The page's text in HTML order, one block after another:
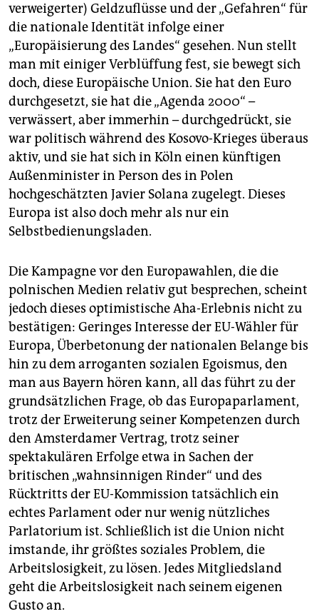
verweigerter) Geldzuflüsse und der „Gefahren“ für
die nationale Identität infolge einer
„Europäisierung des Landes“ gesehen. Nun stellt
man mit einiger Verblüffung fest, sie bewegt sich
doch, diese Europäische Union. Sie hat den Euro
durchgesetzt, sie hat die „Agenda 2000“ –
verwässert, aber immerhin – durchgedrückt, sie
war politisch während des Kosovo-Krieges überaus
aktiv, und sie hat sich in Köln einen künftigen
Außenminister in Person des in Polen
hochgeschätzten Javier Solana zugelegt. Dieses
Europa ist also doch mehr als nur ein
Selbstbedienungsladen.
Die Kampagne vor den Europawahlen, die die
polnischen Medien relativ gut besprechen, scheint
jedoch dieses optimistische Aha-Erlebnis nicht zu
bestätigen: Geringes Interesse der EU-Wähler für
Europa, Überbetonung der nationalen Belange bis
hin zu dem arroganten sozialen Egoismus, den
man aus Bayern hören kann, all das führt zu der
grundsätzlichen Frage, ob das Europaparlament,
trotz der Erweiterung seiner Kompetenzen durch
den Amsterdamer Vertrag, trotz seiner
spektakulären Erfolge etwa in Sachen der
britischen „wahnsinnigen Rinder“ und des
Rücktritts der EU-Kommission tatsächlich ein
echtes Parlament oder nur wenig nützliches
Parlatorium ist. Schließlich ist die Union nicht
imstande, ihr größtes soziales Problem, die
Arbeitslosigkeit, zu lösen. Jedes Mitgliedsland
geht die Arbeitslosigkeit nach seinem eigenen
Gusto an.